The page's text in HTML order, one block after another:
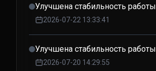
Улучшена стабильность работы
2026-07-22 13:33:41
Улучшена стабильность работы
2026-07-20 14:29:55